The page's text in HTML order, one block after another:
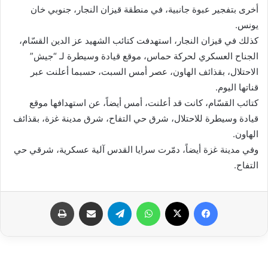
أخرى بتفجير عبوة جانبية، في منطقة قيزان النجار، جنوبي خان
يونس.
كذلك في قيزان النجار، استهدفت كتائب الشهيد عز الدين القسّام،
الجناح العسكري لحركة حماس، موقع قيادة وسيطرة لـ “جيش”
الاحتلال، بقذائف الهاون، عصر أمس السبت، حسبما أعلنت عبر
قناتها اليوم.
كتائب القسّام، كانت قد أعلنت، أمس أيضاً، عن استهدافها موقع
قيادة وسيطرة للاحتلال، شرق حي التفاح، شرق مدينة غزة، بقذائف
الهاون.
وفي مدينة غزة أيضاً، دمّرت سرايا القدس آلية عسكرية، شرقي حي
التفاح.
فيسبوك واتساب تيلقرام مشاركة عبر البريد